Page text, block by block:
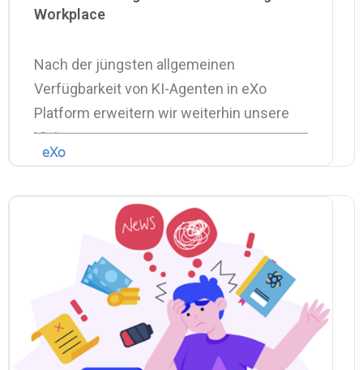
Workplace
Nach der jüngsten allgemeinen
Verfügbarkeit von KI-Agenten in eXo
Platform erweitern wir weiterhin unsere
Vision von
eXo